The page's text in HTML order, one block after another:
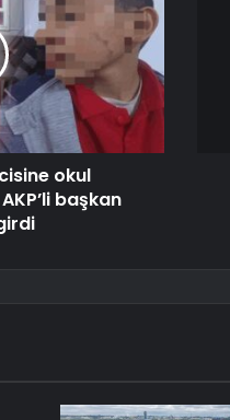
okul
başkan